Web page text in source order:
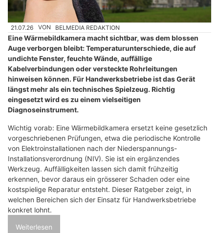
21.07.26 VON BELMEDIA REDAKTION
Eine Wärmebildkamera macht sichtbar, was dem blossen
Auge verborgen bleibt: Temperaturunterschiede, die auf
undichte Fenster, feuchte Wände, auffällige
Kabelverbindungen oder versteckte Rohrleitungen
hinweisen können. Für Handwerksbetriebe ist das Gerät
längst mehr als ein technisches Spielzeug. Richtig
eingesetzt wird es zu einem vielseitigen
Diagnoseinstrument.
Wichtig vorab: Eine Wärmebildkamera ersetzt keine gesetzlich
vorgeschriebenen Prüfungen, etwa die periodische Kontrolle
von Elektroinstallationen nach der Niederspannungs-
Installationsverordnung (NIV). Sie ist ein ergänzendes
Werkzeug. Auffälligkeiten lassen sich damit frühzeitig
erkennen, bevor daraus ein grösserer Schaden oder eine
kostspielige Reparatur entsteht. Dieser Ratgeber zeigt, in
welchen Bereichen sich der Einsatz für Handwerksbetriebe
konkret lohnt.
Weiterlesen